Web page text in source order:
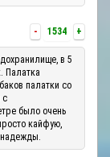
- 1534 +
в 5
Палатка
палатки со
с
было очень
кайфую,